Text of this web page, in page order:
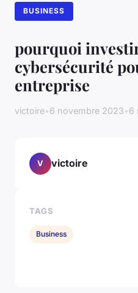
BUSINESS
pourquoi
cybersécurité
entreprise
victoire•6 novembre 2023•6
V victoire
TAGS
Business